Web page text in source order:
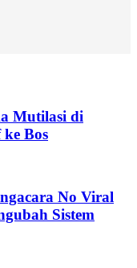
Mutilasi di
Bos
No Viral
Sistem